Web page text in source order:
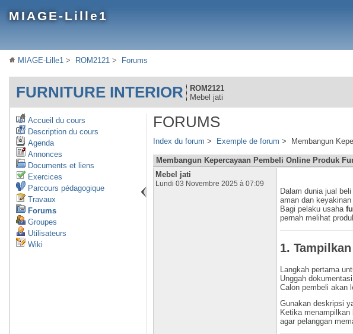
MIAGE-Lille1
MIAGE-Lille1 > ROM2121 > Forums
FURNITURE INTERIOR
ROM2121
Mebel jati
Accueil du cours
Description du cours
Agenda
Annonces
Documents et liens
Exercices
Parcours pédagogique
Travaux
Forums
Groupes
Utilisateurs
Wiki
FORUMS
Index du forum > Exemple de forum > Membangun
Membangun Kepercayaan Pembeli Online Produk
Mebel jati
Lundi 03 Novembre 2025 à 07:09
Dalam dunia jual
aman dan keyakinan
Bagi pelaku usaha
pernah melihat
1.
Langkah pertama
Unggah
Calon pembeli akan
Gunakan deskripsi
Ketika menampilkan
agar pelanggan